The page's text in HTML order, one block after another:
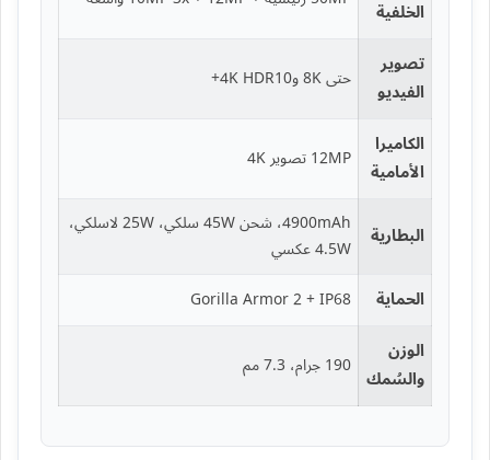
الخلفية
تصوير
الفيديو
حتى 8K و4K HDR10+
الكاميرا
الأمامية
12MP تصوير 4K
البطارية
4900mAh، شحن 45W سلكي، 25W لاسلكي،
4.5W عكسي
الحماية Gorilla Armor 2 + IP68
الوزن
والسُمك 190 جرام، 7.3 مم